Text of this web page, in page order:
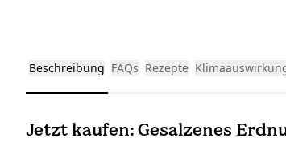
Beschreibung FAQs Rezepte
Jetzt kaufen: Gesalzenes